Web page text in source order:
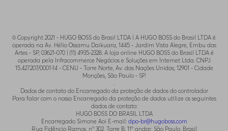
© Copyright 2021 - HUGO BOSS do Brasil LTDA | A HUGO BOSS do Brasil LTDA é
operada na Av. Hélio Ossamu Daikuara, 1445 - Jardim Vista Alegre, Embu das
Artes - SP, 03621-070 | (11) 4935-2328. A loja online HUGO BOSS do Brasil LTDA é
operada pela Infracommerce Negócios e Soluções em Internet Ltda. CNPJ
15.427.207/0001-14 - CENU - Torre Norte, Av. das Nações Unidas, 12901 - Cidade
Monções, São Paulo - SP.
.
Dados de contato do Encarregado da proteção de dados do controlador
Para falar com o nosso Encarregado da proteção de dados utilize os seguintes
dados de contato:
HUGO BOSS DO BRASIL LTDA
Encarregado Simone Aoi E-mail: dpo-br@hugoboss.com
Rua Fidêncio Ramos, n° 302, Torre B, 11° andar, São Paulo, Brasil